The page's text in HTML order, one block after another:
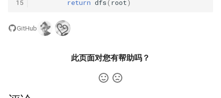
33. 变位词组
34. 外星语言是否排序
5.4. 下一个数
5.6. 整数转换
15
return dfs( root)
GitHub
此页面对您有帮助吗？